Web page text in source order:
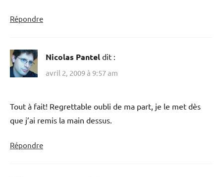
Répondre
Nicolas Pantel dit :
avril 2, 2009 à 9:57 am
Tout à fait! Regrettable oubli de ma part, je le met dès
que j’ai remis la main dessus.
Répondre